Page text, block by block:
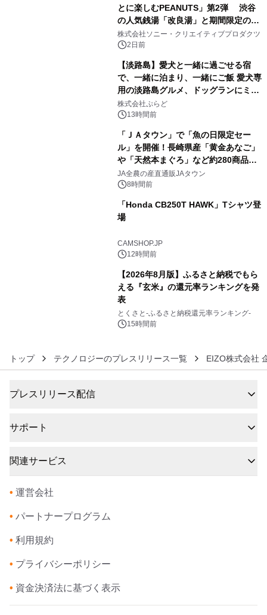
とに楽しむPEANUTS」第2弾 渋谷
の人気銭湯「改良湯」と期間限定のコ
ラボレーション サウナイキタイコラ
ボグッズも発売決定！
株式会社ソニー・クリエイティブプロダクツ
2日前
【淡路島】愛犬と一緒に過ごせる宿
で、一緒に泊まり、一緒にご飯 愛犬専
用の淡路島グルメ、ドッグランにミニ
プール グランピングとトレーラーハウ
スの2施設で
株式会社ぷらど
13時間前
「ＪＡタウン」で「魚の日限定セー
ル」を開催！長崎県産「黄金あなご」
や「天然本まぐろ」など約280商品を
販売！～毎月１０日の定例企画～
JA全農の産直通販JAタウン
8時間前
「Honda CB250T HAWK」Tシャツ登
場
CAMSHOP.JP
12時間前
【2026年8月版】ふるさと納税でもら
える『玄米』の還元率ランキングを発
表
とくさと-ふるさと納税還元率ランキング-
15時間前
トップ テクノロジーのプレスリリース一覧 EIZO株式会社
プレスリリース配信
サポート
関連サービス
• 運営会社
• パートナープログラム
• 利用規約
• プライバシーポリシー
• 資金決済法に基づく表示